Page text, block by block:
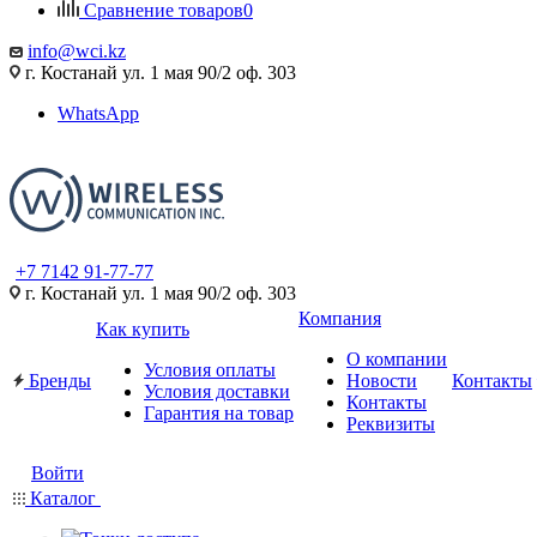
Сравнение товаров0
info@wci.kz
г. Костанай ул. 1 мая 90/2 оф. 303
WhatsApp
+7 7142 91-77-77
г. Костанай ул. 1 мая 90/2 оф. 303
Бренды
Как купить
Условия оплаты
Условия доставки
Гарантия на товар
Компания
О компании
Новости
Контакты
Реквизиты
Контакты
Войти
Каталог